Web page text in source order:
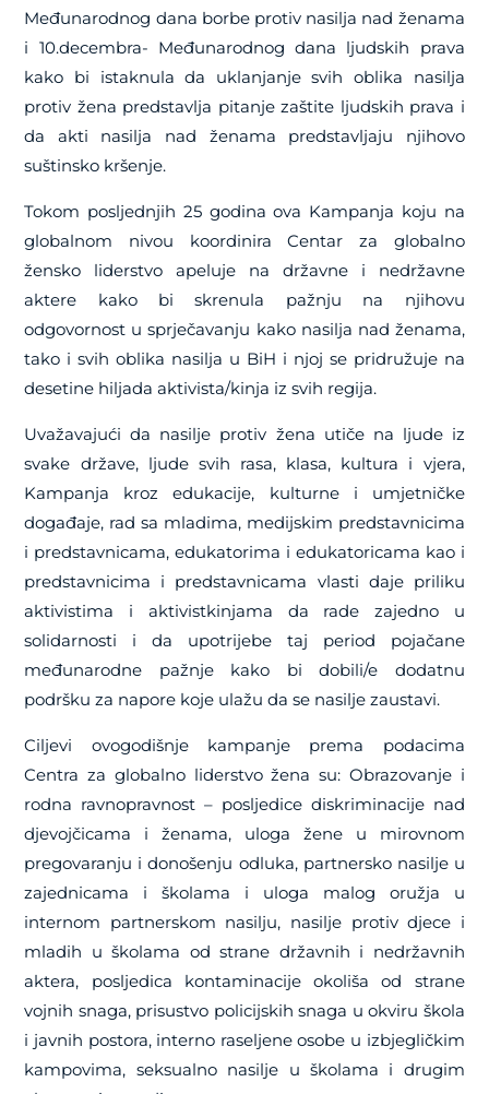
Međunarodnog dana borbe protiv nasilja nad ženama
i 10.decembra- Međunarodnog dana ljudskih prava
kako bi istaknula da uklanjanje svih oblika nasilja
protiv žena predstavlja pitanje zaštite ljudskih prava i
da akti nasilja nad ženama predstavljaju njihovo
suštinsko kršenje.
Tokom posljednjih 25 godina ova Kampanja koju na
globalnom nivou koordiniraCentar za globalno
žensko liderstvoapeluje na državne i nedržavne
aktere kako bi skrenula pažnju na njihovu
odgovornost u sprječavanju kako nasilja nad ženama,
tako i svih oblika nasilja u BiH i njoj se pridružuje na
desetine hiljada aktivista/kinja iz svih regija.
Uvažavajući da nasilje protiv žena utiče na ljude iz
svake države, ljude svih rasa, klasa, kultura i vjera,
Kampanja krozedukacije, kulturne i umjetničke
događaje, rad sa mladima, medijskim predstavnicima
i predstavnicama, edukatorima i edukatoricama kao i
predstavnicima i predstavnicama vlasti daje priliku
aktivistima i aktivistkinjama da rade zajedno u
solidarnosti i da upotrijebe taj period pojačane
međunarodne pažnje kako bi dobili/e dodatnu
podršku za napore koje ulažu da se nasilje zaustavi.
Ciljevi ovogodišnje kampanje prema podacima
Centra za globalno liderstvo žena su: Obrazovanje i
rodna ravnopravnost – posljedice diskriminacije nad
djevojčicama i ženama, uloga žene u mirovnom
pregovaranju i donošenju odluka, partnersko nasilje u
zajednicama i školama i uloga malog oružja u
internom partnerskom nasilju, nasilje protiv djece i
mladih u školama od strane državnih i nedržavnih
aktera, posljedica kontaminacije okoliša od strane
vojnih snaga, prisustvo policijskih snaga u okviru škola
i javnih postora, interno raseljene osobe u izbjegličkim
kampovima, seksualno nasilje u školama i drugim